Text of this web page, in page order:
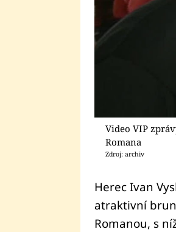
Video VIP
Romana
Zdroj: archiv
Herec Ivan
atraktivní
Romanou, s